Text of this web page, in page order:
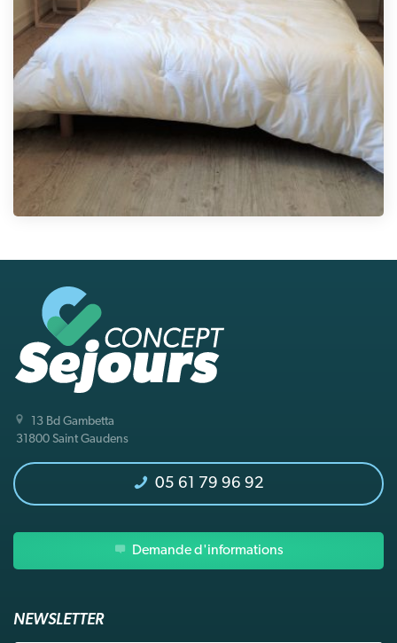
13 Bd Gambetta
31800 Saint Gaudens
05 61 79 96 92
Demande d'informations
NEWSLETTER